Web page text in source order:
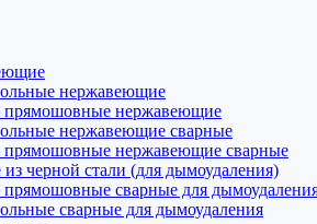
нержавеющие
прямошовные нержавеющие
нержавеющие сварные
прямошовные нержавеющие сварные
черной стали (для дымоудаления)
сварные для
сварные для дымоудаления